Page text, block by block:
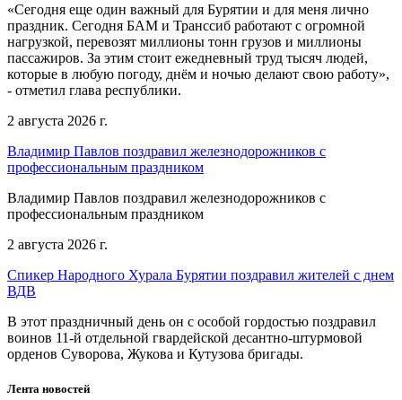
«Сегодня еще один важный для Бурятии и для меня лично
праздник. Сегодня БАМ и Транссиб работают с огромной
нагрузкой, перевозят миллионы тонн грузов и миллионы
пассажиров. За этим стоит ежедневный труд тысяч людей,
которые в любую погоду, днём и ночью делают свою работу»,
- отметил глава республики.
2 августа 2026 г.
Владимир Павлов поздравил железнодорожников с
профессиональным праздником
Владимир Павлов поздравил железнодорожников с
профессиональным праздником
2 августа 2026 г.
Спикер Народного Хурала Бурятии поздравил жителей с днем
ВДВ
В этот праздничный день он с особой гордостью поздравил
воинов 11-й отдельной гвардейской десантно-штурмовой
орденов Суворова, Жукова и Кутузова бригады.
Лента новостей